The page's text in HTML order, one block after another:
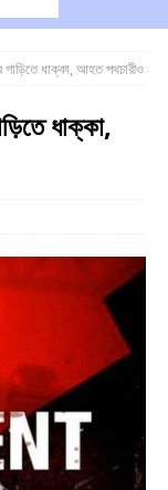
গাড়িতে ধাক্কা, আহত পথচারীও
ধাক্কা,